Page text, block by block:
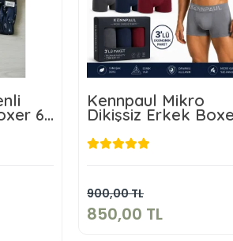
6
Kennpaul Mikro
Dikişsiz Erkek
Lü Paket
900,00 TL
850,00 TL